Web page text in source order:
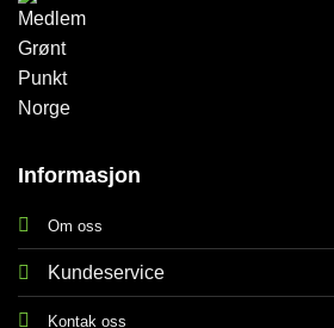
Informasjon
Om oss
Kundeservice
Kontak oss